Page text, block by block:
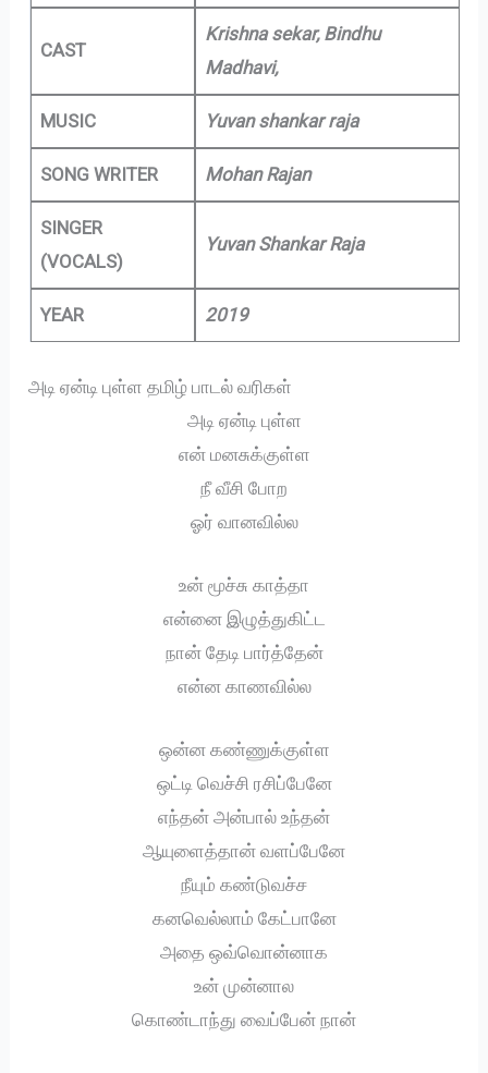
CAST
Krishna sekar, Bindhu
Madhavi,
MUSIC Yuvan shankar raja
SONG WRITER Mohan Rajan
SINGER
(VOCALS)
Yuvan Shankar Raja
YEAR 2019
அடி ஏன்டி புள்ள தமிழ் பாடல் வரிகள்
அடி ஏன்டி புள்ள
என் மனசுக்குள்ள
நீ வீசி போற
ஓர் வானவில்ல
உன் மூச்சு காத்தா
என்னை இழுத்துகிட்ட
நான் தேடி பார்த்தேன்
என்ன காணவில்ல
ஒன்ன கண்ணுக்குள்ள
ஒட்டி வெச்சி ரசிப்பேனே
எந்தன் அன்பால் உந்தன்
ஆயுளைத்தான் வளப்பேனே
நீயும் கண்டுவச்ச
கனவெல்லாம் கேட்பானே
அதை ஒவ்வொன்னாக
உன் முன்னால
கொண்டாந்து வைப்பேன் நான்